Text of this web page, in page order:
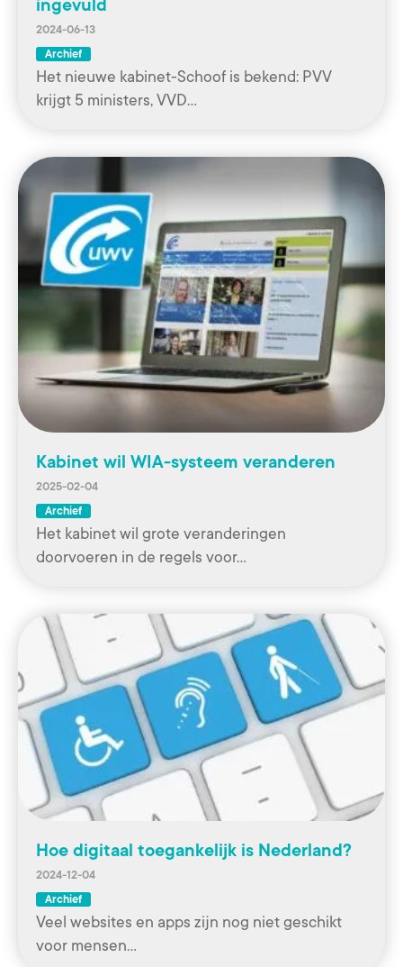
ingevuld
2024-06-13
Archief
Het nieuwe kabinet-Schoof is bekend: PVV
krijgt 5 ministers, VVD…
Kabinet wil WIA-systeem veranderen
2025-02-04
Archief
Het kabinet wil grote veranderingen
doorvoeren in de regels voor…
Hoe digitaal toegankelijk is Nederland?
2024-12-04
Archief
Veel websites en apps zijn nog niet geschikt
voor mensen…